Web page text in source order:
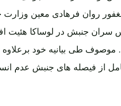
روان فرهادی معین وزارت
سران جنبش در لوساکا هئیت
طی بیانیه خود برعلاوه
از فیصله های جنبش عدم